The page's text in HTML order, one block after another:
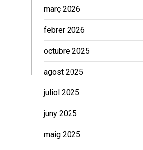
març 2026
febrer 2026
octubre 2025
agost 2025
juliol 2025
juny 2025
maig 2025